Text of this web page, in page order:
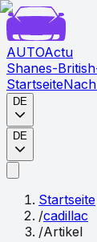
AUTOActu
Shanes-
Startseite
DE
DE
Startseite
/cadillac
/Artikel